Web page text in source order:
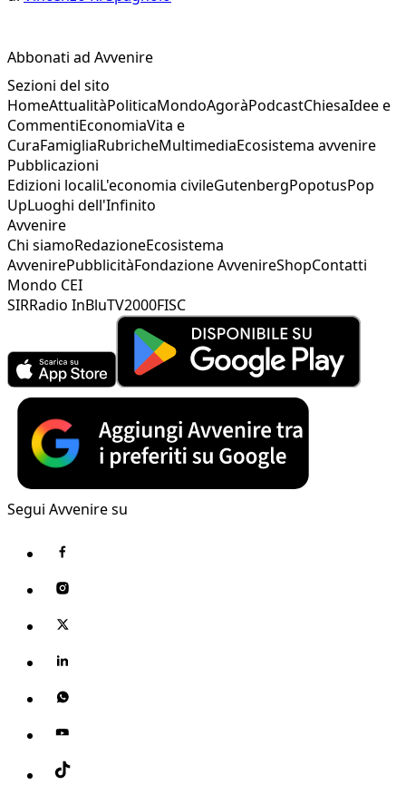
Abbonati ad Avvenire
Sezioni del sito
HomeAttualitàPoliticaMondoAgoràPodcastChiesaIdee e
CommentiEconomiaVita e
CuraFamigliaRubricheMultimediaEcosistema avvenire
Pubblicazioni
Edizioni localiL'economia civileGutenbergPopotusPop
UpLuoghi dell'Infinito
Avvenire
Chi siamoRedazioneEcosistema
AvvenirePubblicitàFondazione AvvenireShopContatti
Mondo CEI
SIRRadio InBluTV2000FISC
Segui Avvenire su